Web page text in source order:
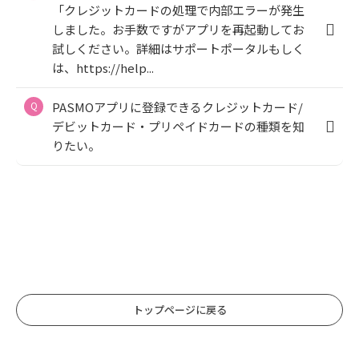
「クレジットカードの処理で内部エラーが発生
しました。お手数ですがアプリを再起動してお
試しください。詳細はサポートポータルもしく
は、https://help...
PASMOアプリに登録できるクレジットカード/
デビットカード・プリペイドカードの種類を知
りたい。
トップページに戻る